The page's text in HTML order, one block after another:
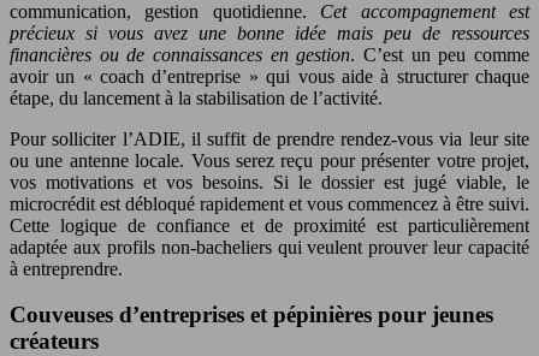
communication, gestion quotidienne. Cet accompagnement est
précieux si vous avez une bonne idée mais peu de ressources
financières ou de connaissances en gestion. C’est un peu comme
avoir un « coach d’entreprise » qui vous aide à structurer chaque
étape, du lancement à la stabilisation de l’activité.
Pour solliciter l’ADIE, il suffit de prendre rendez-vous via leur site
ou une antenne locale. Vous serez reçu pour présenter votre projet,
vos motivations et vos besoins. Si le dossier est jugé viable, le
microcrédit est débloqué rapidement et vous commencez à être suivi.
Cette logique de confiance et de proximité est particulièrement
adaptée aux profils non-bacheliers qui veulent prouver leur capacité
à entreprendre.
Couveuses d’entreprises et pépinières pour jeunes
créateurs